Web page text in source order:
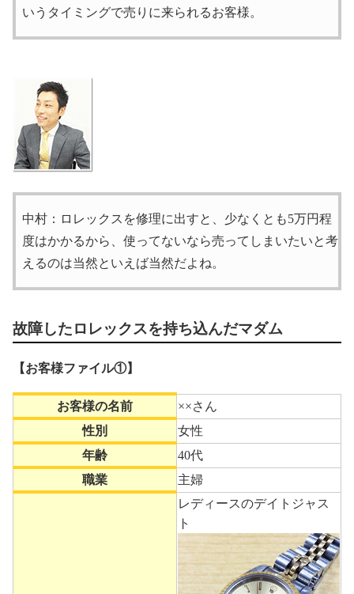
いうタイミングで売りに来られるお客様。
中村：ロレックスを修理に出すと、少なくとも5万円程
度はかかるから、使ってないなら売ってしまいたいと考
えるのは当然といえば当然だよね。
故障したロレックスを持ち込んだマダム
【お客様ファイル①】
お客様の名前
××さん
性別
女性
年齢
40代
職業
主婦
レディースのデイトジャス
ト